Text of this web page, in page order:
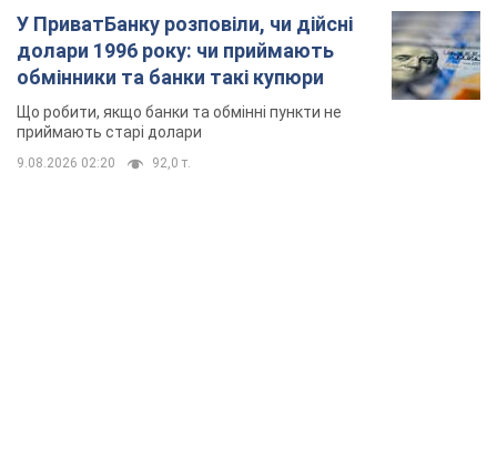
У ПриватБанку розповіли, чи дійсні
долари 1996 року: чи приймають
обмінники та банки такі купюри
Що робити, якщо банки та обмінні пункти не
приймають старі долари
9.08.2026 02:20 92,0 т.